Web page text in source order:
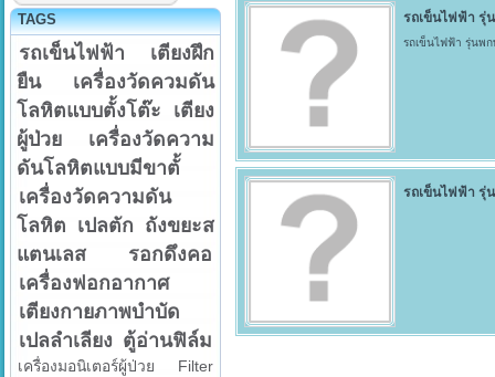
TAGS
รถเข็นไฟฟ้า
เตียงฝึก
ยืน
เครื่องวัดควมดัน
โลหิตแบบตั้งโต๊ะ
เตียง
ผู้ป่วย
เครื่องวัดความ
ดันโลหิตแบบมีขาตั้
เครื่องวัดความดัน
โลหิต เปลตัก ถังขยะส
แตนเลส
รอกดึงคอ
เครื่องฟอกอากาศ
เตียงกายภาพบำบัด
เปลลำเลียง ตู้อ่านฟิล์ม
เครื่องมอนิเตอร์ผู้ป่วย
Filter
รถเข็นไฟฟ้า รุ่
รถเข็นไฟฟ้า รุ่นพ
รถเข็นไฟฟ้า รุ่